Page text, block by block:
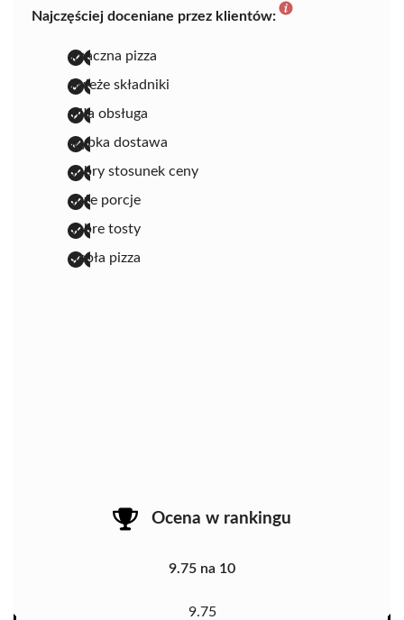
Najczęściej doceniane przez klientów:
smaczna pizza
świeże składniki
miła obsługa
szybka dostawa
dobry stosunek ceny
duże porcje
dobre tosty
ciepła pizza
Ocena w rankingu
9.75 na 10
9.75